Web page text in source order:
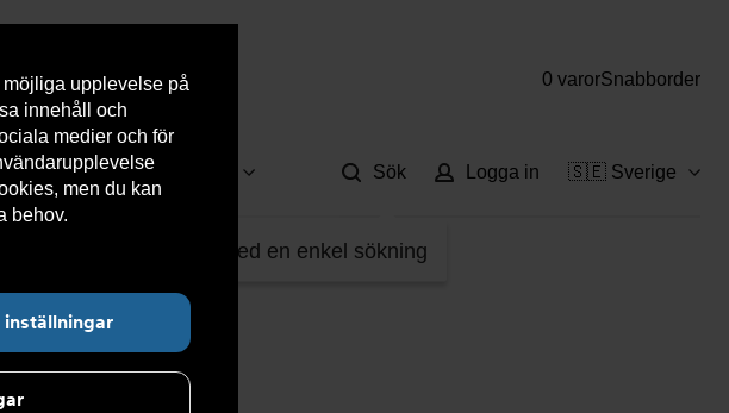
upplevelse på
innehåll och
medier och för
men du kan
behov.
0 varorSnabborder
oss Kundservice
Hitta det du letar efter med en enkel sökning
Sök Logga in 🇸🇪 Sverige